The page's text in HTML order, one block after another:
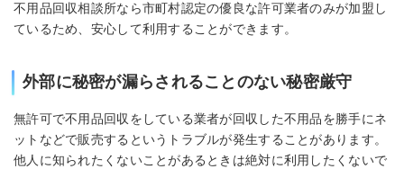
不用品回収相談所なら市町村認定の優良な許可業者のみが加盟し
ているため、安心して利用することができます。
外部に秘密が漏らされることのない秘密厳守
無許可で不用品回収をしている業者が回収した不用品を勝手にネ
ットなどで販売するというトラブルが発生することがあります。
他人に知られたくないことがあるときは絶対に利用したくないで